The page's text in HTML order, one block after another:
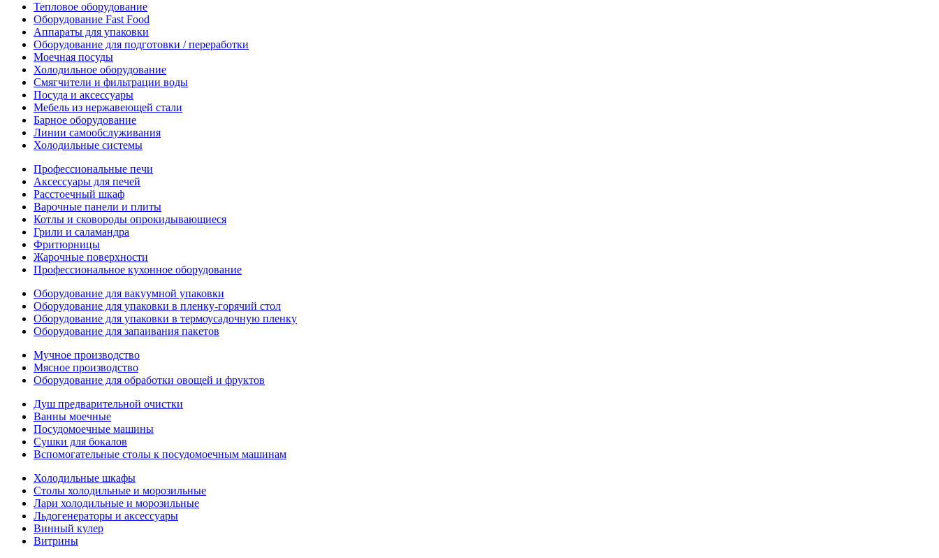
Тепловое оборудование
Оборудование Fast Food
Аппараты для упаковки
Оборудование для подготовки / переработки
Моечная посуды
Холодильное оборудование
Смягчители и фильтрации воды
Посуда и аксессуары
Мебель из нержавеющей стали
Барное оборудование
Линии самообслуживания
Холодильные системы
Профессиональные печи
Аксессуары для печей
Расстоечный шкаф
Варочные панели и плиты
Котлы и сковороды опрокидывающиеся
Грили и саламандра
Фритюрницы
Жарочные поверхности
Профессиональное кухонное оборудование
Оборудование для вакуумной упаковки
Оборудование для упаковки в пленку-горячий стол
Оборудование для упаковки в термоусадочную пленку
Оборудование для запаивания пакетов
Мучное производство
Мясное производство
Оборудование для обработки овощей и фруктов
Душ предварительной очистки
Ванны моечные
Посудомоечные машины
Сушки для бокалов
Вспомогательные столы к посудомоечным машинам
Холодильные шкафы
Столы холодильные и морозильные
Лари холодильные и морозильные
Льдогенераторы и аксессуары
Винный кулер
Витрины